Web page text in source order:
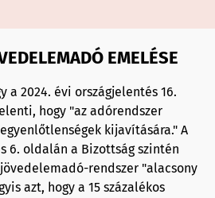
EMELÉSE
a 2024. évi országjelentés 16.
hogy "az adórendszer
kijavítására." A
6. oldalán a Bizottság szintén
rendszer "alacsony
azt, hogy a 15 százalékos